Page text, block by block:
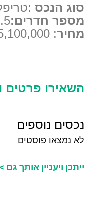
סוג הנכס
מספר חדרים:
מחיר: 5,100,000
השאירו פרטים
נכסים נוספים
לא נמצאו פוסטים
ייתכן ויעניין אותך גם